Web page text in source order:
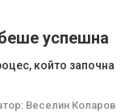
успешна
който започна
Веселин Коларов